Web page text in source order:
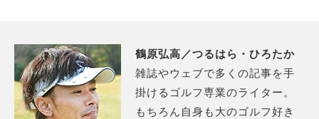
鶴原弘高／つるはら・ひろたか
雑誌やウェブで多くの記事を手
掛けるゴルフ専業のライター。
もちろん自身も大のゴルフ好き